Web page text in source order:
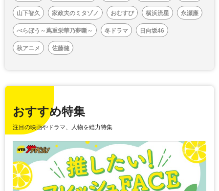
山下智久
家政夫のミタゾノ おむすび 横浜流星
永瀬廉
べらぼう～蔦重栄華乃夢噺～
冬ドラマ
日向坂46
秋アニメ
佐藤健
おすすめ特集
注目の映画やドラマ、人物を総力特集